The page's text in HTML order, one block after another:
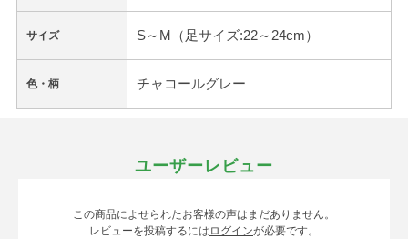
サイズ S～M（足サイズ:22～24cm）
色・柄 チャコールグレー
ユーザーレビュー
この商品によせられたお客様の声はまだありません。
レビューを投稿するには ログインが必要です。